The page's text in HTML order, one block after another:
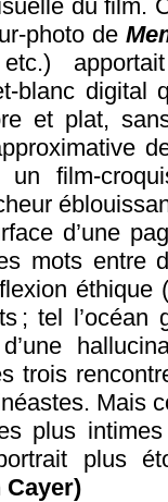
du film.
photo de
etc.)
blanc digital
et plat,
un film-
d’une
mots
éthique
; tel l’océan
trois
Mais
plus
plus
Cayer)